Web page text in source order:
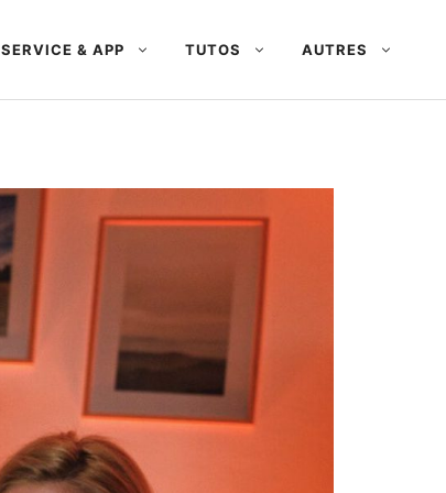
SERVICE & APP TUTOS AUTRES